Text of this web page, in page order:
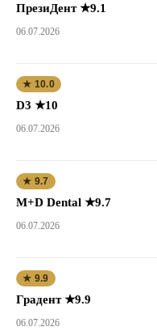
ПрезиДент ★9.1
06.07.2026
★ 10.0
D3 ★10
06.07.2026
★ 9.7
M+D Dental ★9.7
06.07.2026
★ 9.9
Градент ★9.9
06.07.2026